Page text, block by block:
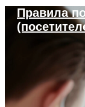
Правила